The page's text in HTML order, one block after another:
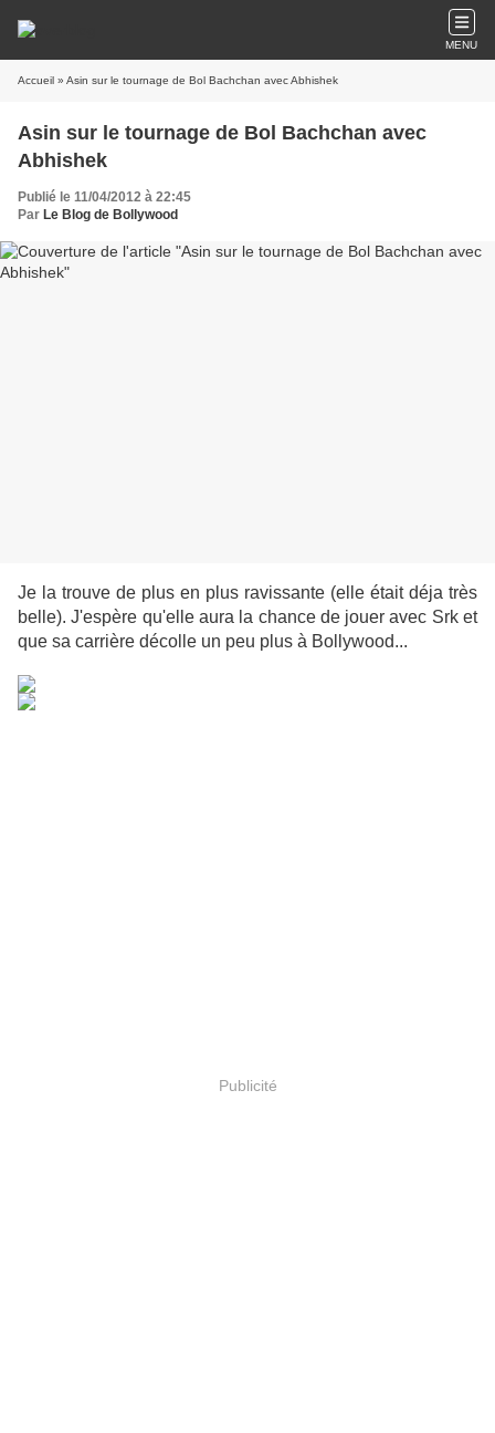
MENU
Accueil » Asin sur le tournage de Bol Bachchan avec Abhishek
Asin sur le tournage de Bol Bachchan avec
Abhishek
Publié le 11/04/2012 à 22:45
Par Le Blog de Bollywood
Je la trouve de plus en plus ravissante (elle était déja très
belle). J'espère qu'elle aura la chance de jouer avec Srk et
que sa carrière décolle un peu plus à Bollywood...
Publicité